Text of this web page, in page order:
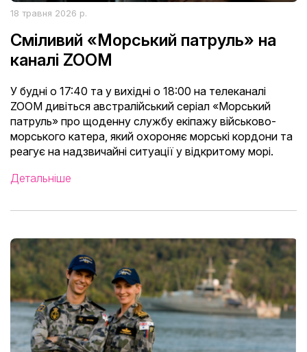
18 травня 2026 р.
Сміливий «Морський патруль» на
каналі ZOOM
У будні о 17:40 та у вихідні о 18:00 на телеканалі
ZOOM дивіться австралійський серіал «Морський
патруль» про щоденну службу екіпажу військово-
морського катера, який охороняє морські кордони та
реагує на надзвичайні ситуації у відкритому морі.
Детальніше